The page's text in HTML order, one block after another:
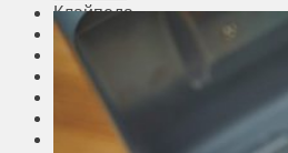
Клайпеда
Висагинас
Регионы
Соседи
Транспорт
Выбор читателей
Калейдоскоп